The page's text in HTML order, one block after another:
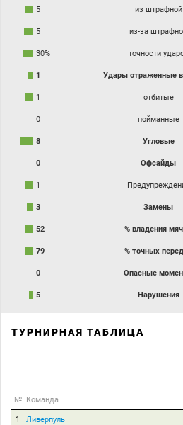
5 из штрафной
5 из-за
30% точности
1 Удары отраженные
1 отбитые
0 пойманные
8 Угловые
0 Офсайды
1
3 Замены
52 % владения
79 % точных
0 Опасные
5 Нарушения
ТУРНИРНАЯ ТАБЛИЦА
№ Команда
1 Ливерпуль